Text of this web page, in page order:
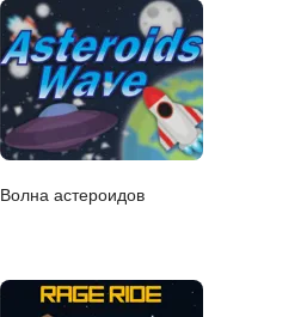
Волна астероидов